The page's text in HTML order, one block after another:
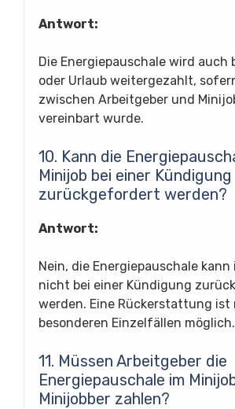
Antwort:
Die Energiepauschale wird auch
oder Urlaub weitergezahlt,
zwischen Arbeitgeber und
vereinbart wurde.
10. Kann die
Minijob bei einer Kündigung
zurückgefordert werden?
Antwort:
Nein, die Energiepauschale kann
nicht bei einer Kündigung
werden. Eine Rückerstattung ist
besonderen Einzelfällen möglich.
11. Müssen Arbeitgeber die
Energiepauschale im
Minijobber zahlen?